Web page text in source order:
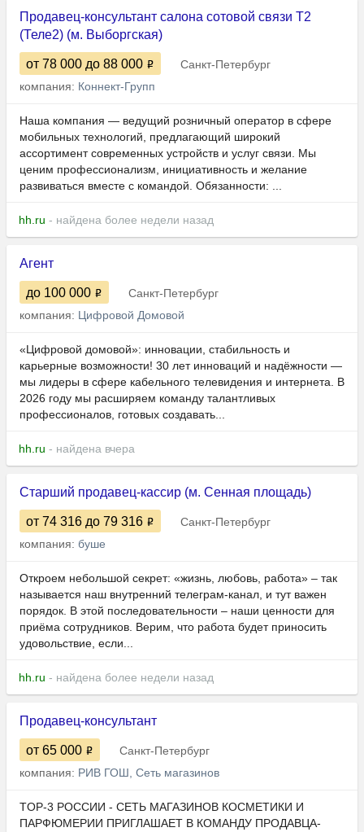
Продавец-консультант салона сотовой связи Т2
(Теле2) (м. Выборгская)
от 78 000 до 88 000
Санкт-Петербург
компания: Коннект-Групп
Наша компания — ведущий розничный оператор в сфере
мобильных технологий, предлагающий широкий
ассортимент современных устройств и услуг связи. Мы
ценим профессионализм, инициативность и желание
развиваться вместе с командой. Обязанности: ...
hh.ru - найдена более недели назад
Агент
до 100 000
Санкт-Петербург
компания: Цифровой Домовой
«Цифровой домовой»: инновации, стабильность и
карьерные возможности! 30 лет инноваций и надёжности —
мы лидеры в сфере кабельного телевидения и интернета. В
2026 году мы расширяем команду талантливых
профессионалов, готовых создавать...
hh.ru - найдена вчера
Старший продавец-кассир (м. Сенная площадь)
от 74 316 до 79 316
Санкт-Петербург
компания: буше
Откроем небольшой секрет: «жизнь, любовь, работа» – так
называется наш внутренний телеграм-канал, и тут важен
порядок. В этой последовательности – наши ценности для
приёма сотрудников. Верим, что работа будет приносить
удовольствие, если...
hh.ru - найдена более недели назад
Продавец-консультант
от 65 000
Санкт-Петербург
компания: РИВ ГОШ, Сеть магазинов
TOP-3 РОССИИ - СЕТЬ МАГАЗИНОВ КОСМЕТИКИ И
ПАРФЮМЕРИИ ПРИГЛАШАЕТ В КОМАНДУ ПРОДАВЦА-